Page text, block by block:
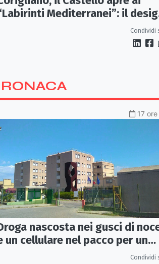
Mediterranei”: il
incontra memoria e tradizione
Condividi
17
nascosta nei gusci di
un cellulare nel pacco per un
detenuto: sequestro nel carcere
Condividi